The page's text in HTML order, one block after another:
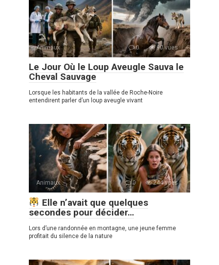
Animaux 0 90 vues
Le Jour Où le Loup Aveugle Sauva le
Cheval Sauvage
Lorsque les habitants de la vallée de Roche-Noire
entendirent parler d’un loup aveugle vivant
Animaux 0 244 vues
Elle n’avait que quelques
secondes pour décider…
Lors d’une randonnée en montagne, une jeune femme
profitait du silence de la nature